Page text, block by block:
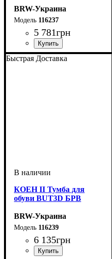
BRW-Украина
116237
5 781грн
ширина, мм: 700
высота, мм: 1600
глубина, мм: 40
Быстрая Доставка
КОЕН II Тумба для
обуви BUT3D БРВ
BRW-Украина
116239
6 135грн